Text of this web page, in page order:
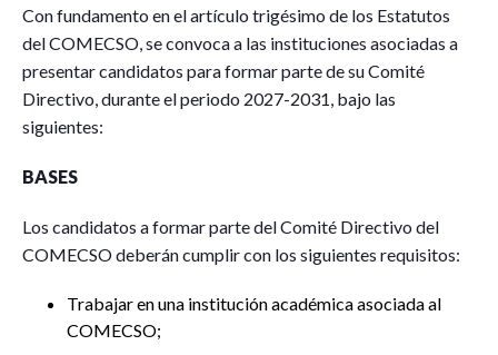
Con fundamento en el artículo trigésimo de los Estatutos
del COMECSO, se convoca a las instituciones asociadas a
presentar candidatos para formar parte de su Comité
Directivo, durante el periodo 2027-2031, bajo las
siguientes:
BASES
Los candidatos a formar parte del Comité Directivo del
COMECSO deberán cumplir con los siguientes requisitos:
Trabajar en una institución académica asociada al
COMECSO;